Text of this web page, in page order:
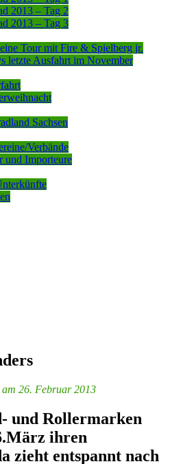
2013 – Tag 2
2013 – Tag 3
Tour mit Fire & Spielberg jr.
letzte Ausfahrt im November
Sachsen
Verbände
und Importeure
am 26. Februar 2013
und Rollermarken
ihren
zieht entspannt nach